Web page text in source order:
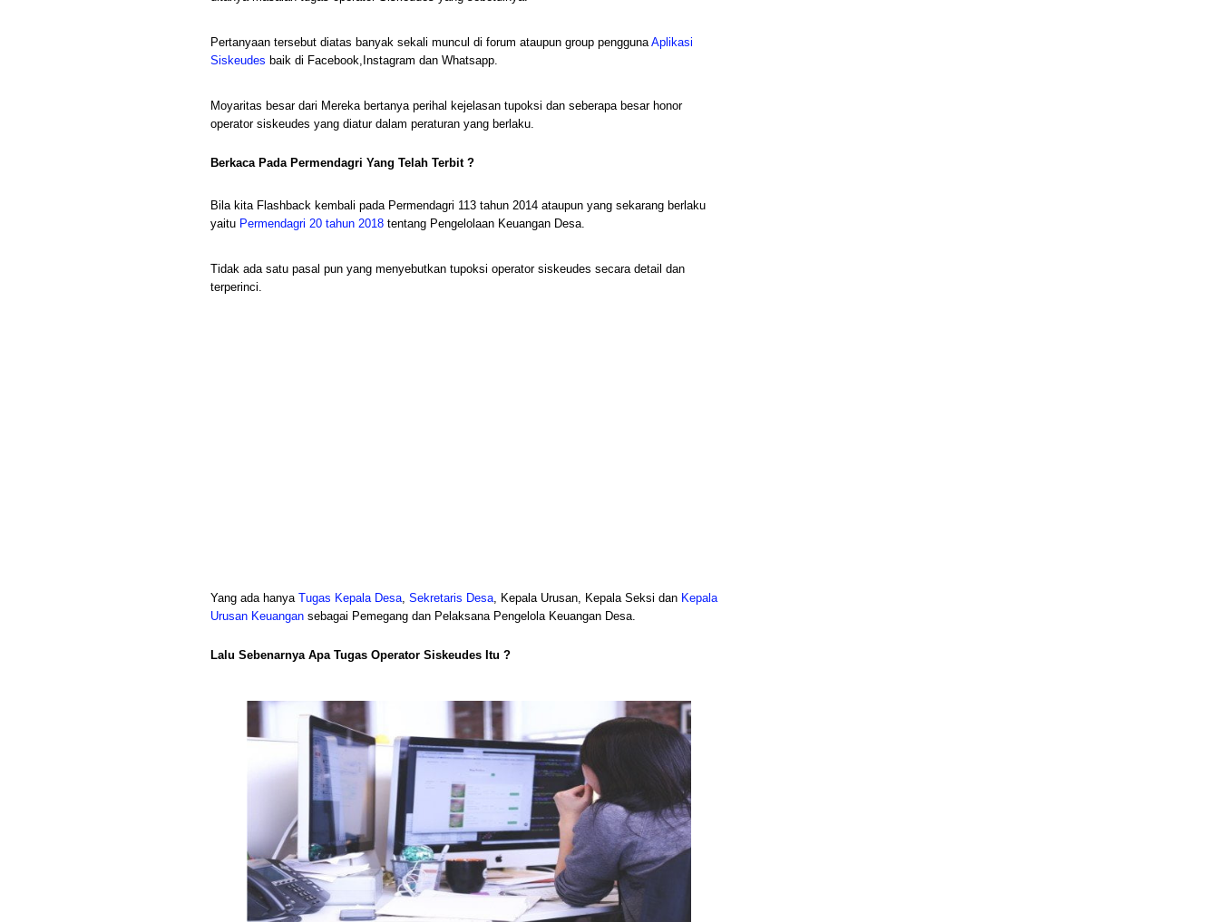
Pertanyaan tersebut diatas banyak sekali muncul di forum ataupun group penggunaAplikasi
Siskeudes baik di Facebook,Instagram dan Whatsapp.
Moyaritas besar dari Mereka bertanya perihal kejelasan tupoksi dan seberapa besar honor
operator siskeudes yang diatur dalam peraturan yang berlaku.
Berkaca Pada Permendagri Yang Telah Terbit ?
Bila kita Flashback kembali pada Permendagri 113 tahun 2014 ataupun yang sekarang berlaku
yaitu Permendagri 20 tahun 2018 tentang Pengelolaan Keuangan Desa.
Tidak ada satu pasal pun yang menyebutkan tupoksi operator siskeudes secara detail dan
terperinci.
Yang ada hanya Tugas Kepala Desa, Sekretaris Desa, Kepala Urusan, Kepala Seksi dan Kepala
Urusan Keuangan sebagai Pemegang dan Pelaksana Pengelola Keuangan Desa.
Lalu Sebenarnya Apa Tugas Operator Siskeudes Itu ?